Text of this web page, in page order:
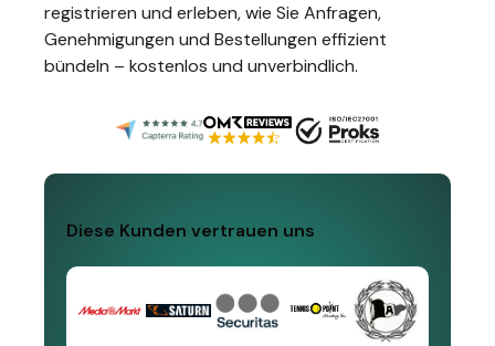
Diese Kunden vertrauen uns
registrieren und erleben, wie Sie Anfragen,
Genehmigungen und Bestellungen effizient
bündeln – kostenlos und unverbindlich.